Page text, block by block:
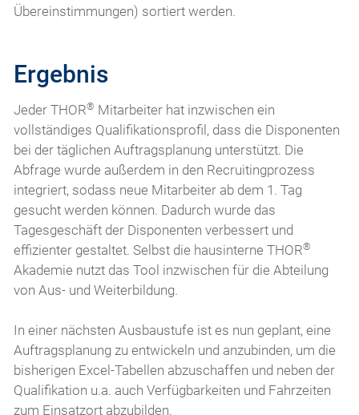
Übereinstimmungen) sortiert werden.
Ergebnis
Jeder THOR® Mitarbeiter hat inzwischen ein
vollständiges Qualifikationsprofil, dass die Disponenten
bei der täglichen Auftragsplanung unterstützt. Die
Abfrage wurde außerdem in den Recruitingprozess
integriert, sodass neue Mitarbeiter ab dem 1. Tag
gesucht werden können. Dadurch wurde das
Tagesgeschäft der Disponenten verbessert und
effizienter gestaltet. Selbst die hausinterne THOR®
Akademie nutzt das Tool inzwischen für die Abteilung
von Aus- und Weiterbildung.
In einer nächsten Ausbaustufe ist es nun geplant, eine
Auftragsplanung zu entwickeln und anzubinden, um die
bisherigen Excel-Tabellen abzuschaffen und neben der
Qualifikation u.a. auch Verfügbarkeiten und Fahrzeiten
zum Einsatzort abzubilden.